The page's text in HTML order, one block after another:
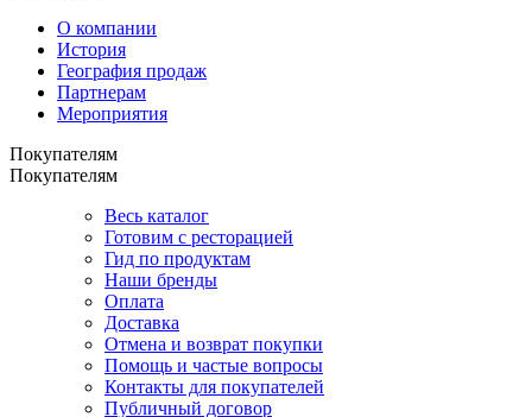
О компании
История
География продаж
Партнерам
Мероприятия
Покупателям
Покупателям
Весь каталог
Готовим с ресторацией
Гид по продуктам
Наши бренды
Оплата
Доставка
Отмена и возврат покупки
Помощь и частые вопросы
Контакты для покупателей
Публичный договор